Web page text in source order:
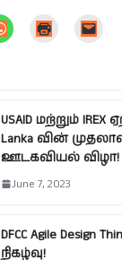
USAID மற்றும் IREX
Lanka வின்
ஊடகவியல் விழா!
June 7, 2023
DFCC Agile Design
நிகழ்வு!